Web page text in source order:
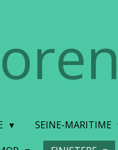
SEINE-MARITIME